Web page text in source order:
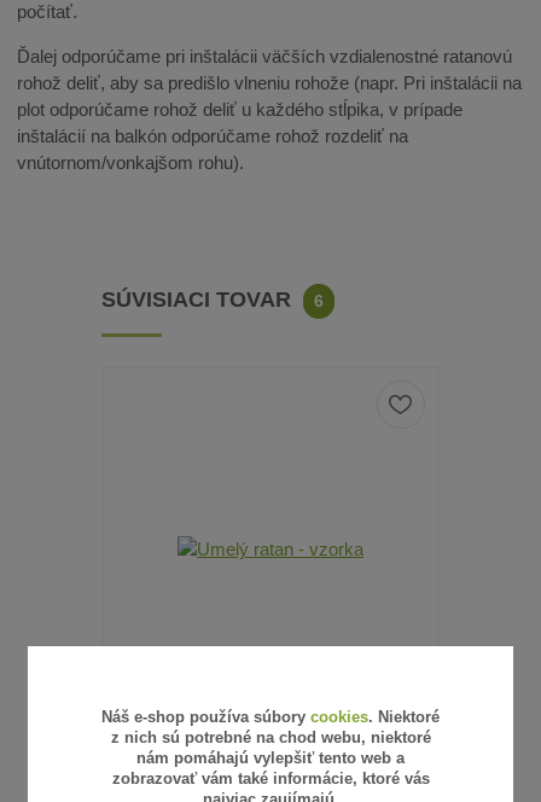
počítať.
Ďalej odporúčame pri inštalácii väčších vzdialenostné ratanovú
rohož deliť, aby sa predišlo vlneniu rohože (napr. Pri inštalácii na
plot odporúčame rohož deliť u každého stĺpika, v prípade
inštalácií na balkón odporúčame rohož rozdeliť na
vnútornom/vonkajšom rohu).
SÚVISIACI TOVAR 6
6 hodnotenie
UMELÝ RATAN - VZORKA
Náš e-shop používa súbory cookies. Niektoré
z nich sú potrebné na chod webu, niektoré
nám pomáhajú vylepšiť tento web a
zobrazovať vám také informácie, ktoré vás
najviac zaujímajú.